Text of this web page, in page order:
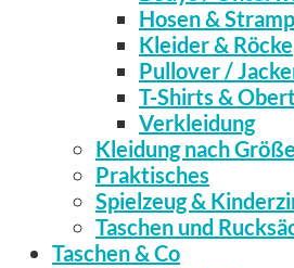
Hosen &
Kleider & Röcke
Pullover /
T-Shirts &
Verkleidung
Kleidung nach
Praktisches
Spielzeug &
Taschen und
Taschen & Co